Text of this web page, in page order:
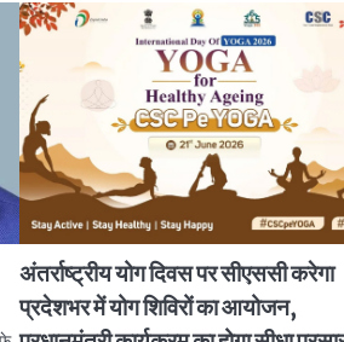
अंतर्राष्ट्रीय योग दिवस पर सीएससी करेगा
प्रदेशभर में योग शिविरों का आयोजन,